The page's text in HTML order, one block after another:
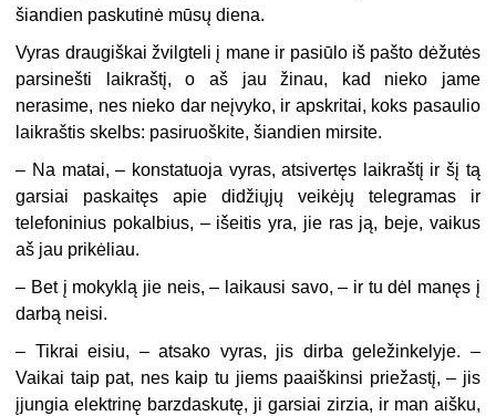
šiandien paskutinė mūsų diena.
Vyras draugiškai žvilgteli į mane ir pasiūlo iš pašto dėžutės
parsinešti laikraštį, o aš jau žinau, kad nieko jame
nerasime, nes nieko dar neįvyko, ir apskritai, koks pasaulio
laikraštis skelbs: pasiruoškite, šiandien mirsite.
– Na matai, – konstatuoja vyras, atsivertęs laikraštį ir šį tą
garsiai paskaitęs apie didžiųjų veikėjų telegramas ir
telefoninius pokalbius, – išeitis yra, jie ras ją, beje, vaikus
aš jau prikėliau.
– Bet į mokyklą jie neis, – laikausi savo, – ir tu dėl manęs į
darbą neisi.
– Tikrai eisiu, – atsako vyras, jis dirba geležinkelyje. –
Vaikai taip pat, nes kaip tu jiems paaiškinsi priežastį, – jis
įjungia elektrinę barzdaskutę, ji garsiai zirzia, ir man aišku,